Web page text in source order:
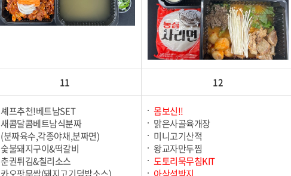
11
셰프추천!베트남SET
새콤달콤베트남식분짜
(분짜육수,각종야채,분짜면)
숯불돼지구이&떡갈비
춘권튀김&칠리소스
12
몸보신!!
맑은사골육개장
미니고기산적
왕교자만두찜
도토리묵무침KIT